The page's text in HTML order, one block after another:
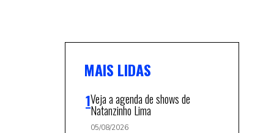
MAIS LIDAS
Veja a agenda de shows de
Natanzinho Lima
05/08/2026